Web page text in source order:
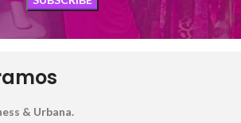
& Urbana.